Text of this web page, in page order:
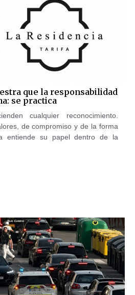
que la responsabilidad
se practica
cualquier reconocimiento.
de compromiso y de la forma
entiende su papel dentro de la